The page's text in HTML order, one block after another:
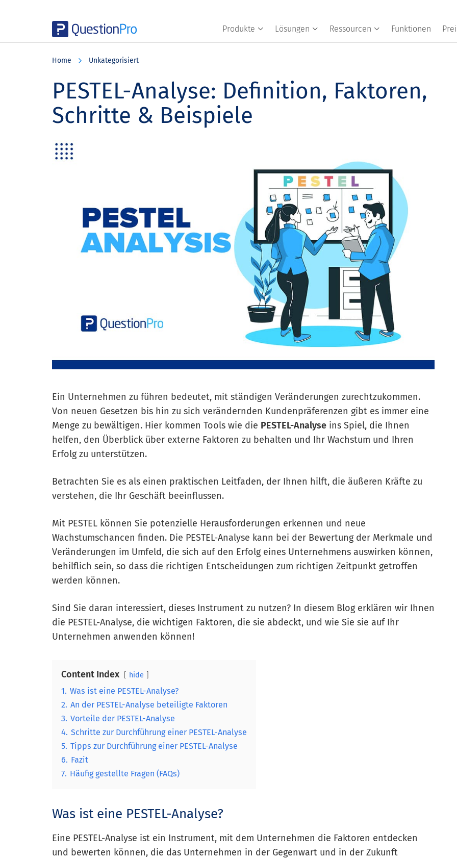
Produkte Lösungen Ressourcen Funktionen
Home Unkategorisiert
PESTEL-Analyse: Definition, Faktoren,
Schritte & Beispiele
Ein Unternehmen zu führen bedeutet, mit ständigen Veränderungen zurechtzukommen.
Von neuen Gesetzen bis hin zu sich verändernden Kundenpräferenzen gibt es immer eine
Menge zu bewältigen. Hier kommen Tools wie die PESTEL-Analyse ins Spiel, die Ihnen
helfen, den Überblick über externe Faktoren zu behalten und Ihr Wachstum und Ihren
Erfolg zu unterstützen.
Betrachten Sie es als einen praktischen Leitfaden, der Ihnen hilft, die äußeren Kräfte zu
verstehen, die Ihr Geschäft beeinflussen.
Mit PESTEL können Sie potenzielle Herausforderungen erkennen und neue
Wachstumschancen finden. Die PESTEL-Analyse kann bei der Bewertung der Merkmale und
Veränderungen im Umfeld, die sich auf den Erfolg eines Unternehmens auswirken können,
behilflich sein, so dass die richtigen Entscheidungen zum richtigen Zeitpunkt getroffen
werden können.
Sind Sie daran interessiert, dieses Instrument zu nutzen? In diesem Blog erklären wir Ihnen
die PESTEL-Analyse, die wichtigen Faktoren, die sie abdeckt, und wie Sie sie auf Ihr
Unternehmen anwenden können!
Content Index hide
1. Was ist eine PESTEL-Analyse?
2. An der PESTEL-Analyse beteiligte Faktoren
3. Vorteile der PESTEL-Analyse
4. Schritte zur Durchführung einer PESTEL-Analyse
5. Tipps zur Durchführung einer PESTEL-Analyse
6. Fazit
7. Häufig gestellte Fragen (FAQs)
Was ist eine PESTEL-Analyse?
Eine PESTEL-Analyse ist ein Instrument, mit dem Unternehmen die Faktoren entdecken
und bewerten können, die das Unternehmen in der Gegenwart und in der Zukunft